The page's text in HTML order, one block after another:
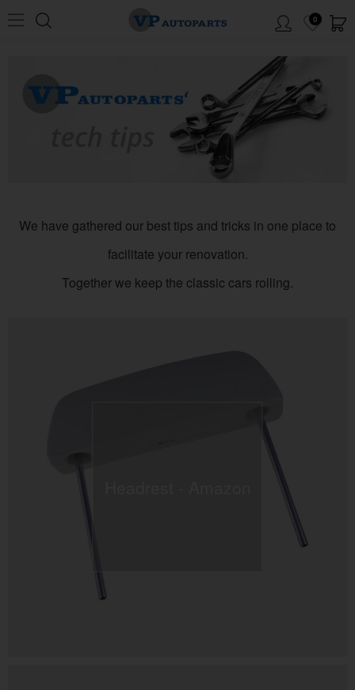
0
We have gathered our best tips and tricks in one place to
facilitate your renovation.
Together we keep the classic cars rolling.